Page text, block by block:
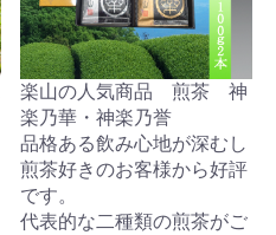
楽山の人気商品 煎茶 神
楽乃華・神楽乃誉
品格ある飲み心地が深むし
煎茶好きのお客様から好評
です。
代表的な二種類の煎茶がご